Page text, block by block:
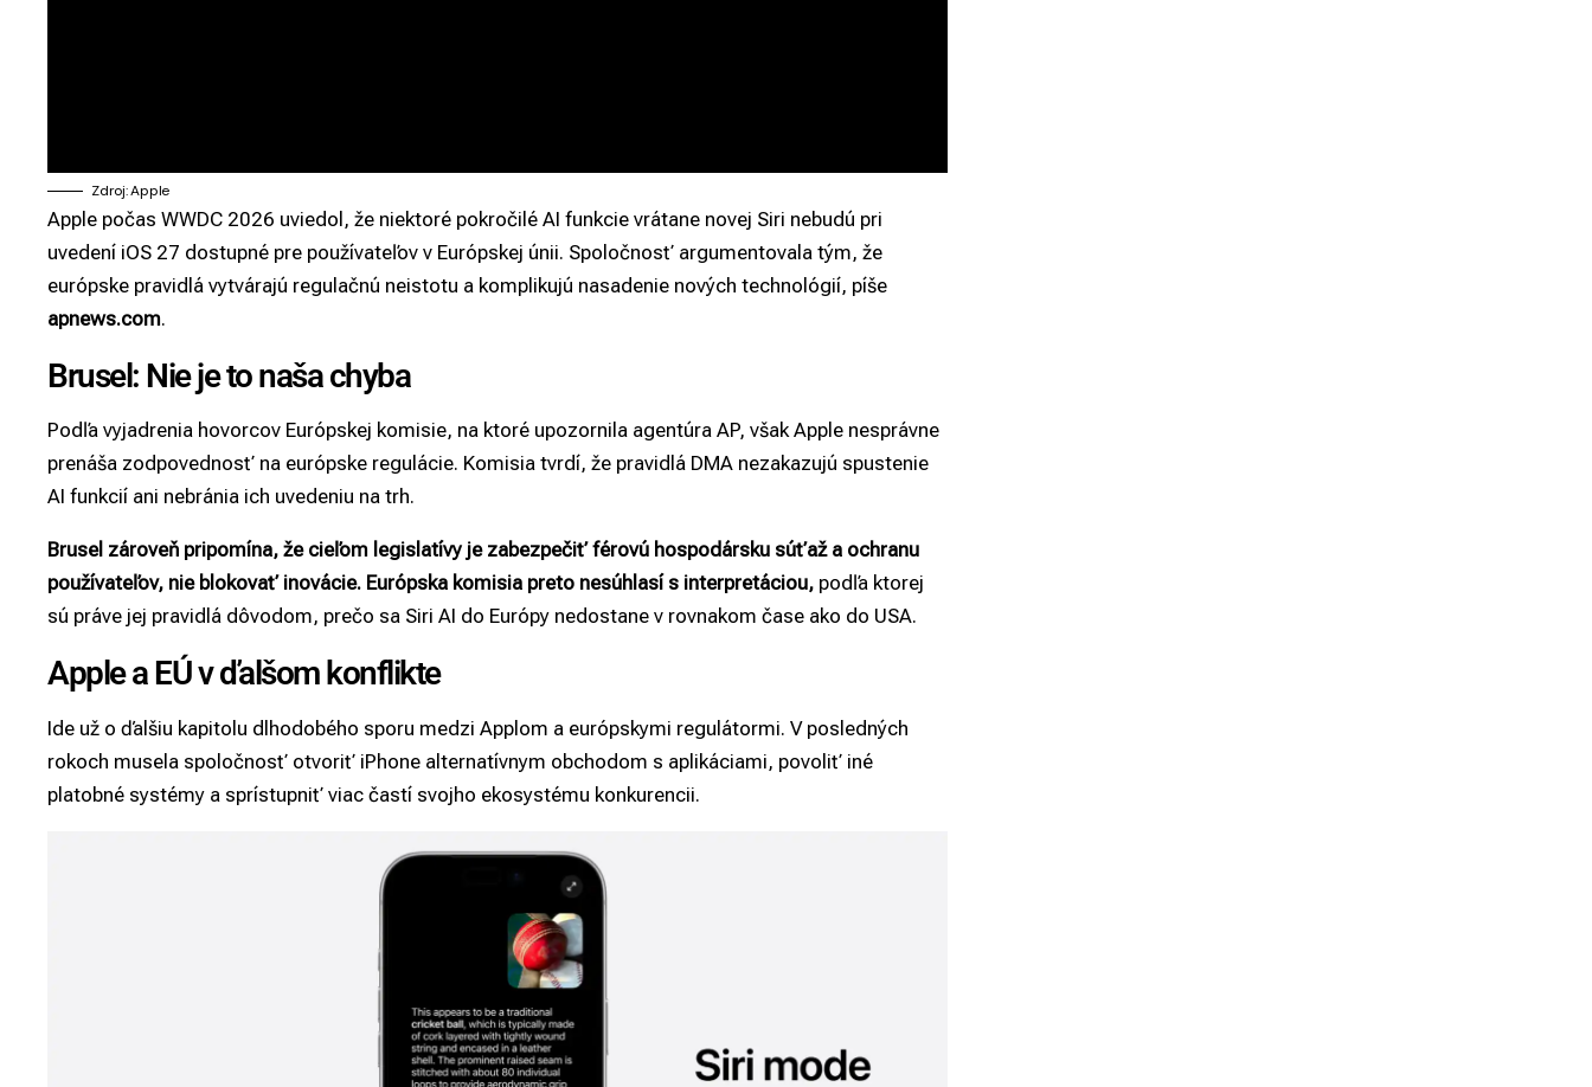
Zdroj: Apple
Apple počas WWDC 2026 uviedol, že niektoré pokročilé AI funkcie vrátane novej Siri nebudú pri
uvedení iOS 27 dostupné pre používateľov v Európskej únii. Spoločnosť argumentovala tým, že
európske pravidlá vytvárajú regulačnú neistotu a komplikujú nasadenie nových technológií, píše
apnews.com.
Brusel: Nie je to naša chyba
Podľa vyjadrenia hovorcov Európskej komisie, na ktoré upozornila agentúra AP, však Apple nesprávne
prenáša zodpovednosť na európske regulácie. Komisia tvrdí, že pravidlá DMA nezakazujú spustenie
AI funkcií ani nebránia ich uvedeniu na trh.
Brusel zároveň pripomína, že cieľom legislatívy je zabezpečiť férovú hospodársku súťaž a ochranu
používateľov, nie blokovať inovácie. Európska komisia preto nesúhlasí s interpretáciou, podľa ktorej
sú práve jej pravidlá dôvodom, prečo sa Siri AI do Európy nedostane v rovnakom čase ako do USA.
Apple a EÚ v ďalšom konflikte
Ide už o ďalšiu kapitolu dlhodobého sporu medzi Applom a európskymi regulátormi. V posledných
rokoch musela spoločnosť otvoriť iPhone alternatívnym obchodom s aplikáciami, povoliť iné
platobné systémy a sprístupniť viac častí svojho ekosystému konkurencii.